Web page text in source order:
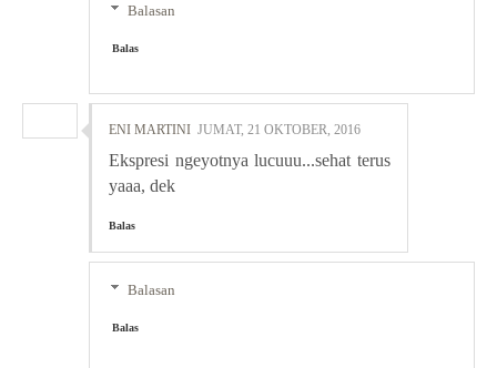
Balasan
Balas
ENI MARTINI JUMAT, 21 OKTOBER, 2016
Ekspresi ngeyotnya lucuuu...sehat terus
yaaa, dek
Balas
Balasan
Balas